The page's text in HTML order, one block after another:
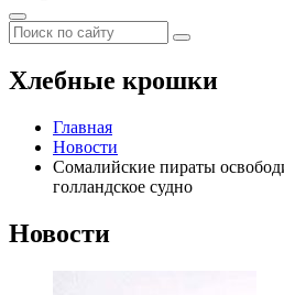
Хлебные крошки
Главная
Новости
Сомалийские пираты
голландское судно
Новости